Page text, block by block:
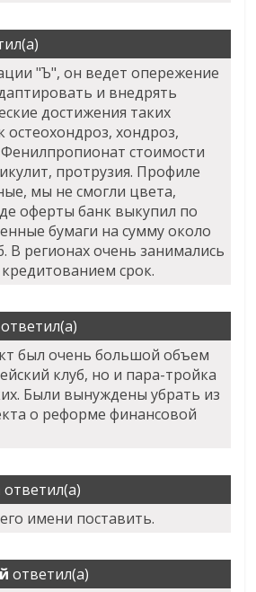
"Ъ", он ведет опережение
и внедрять
достижения таких
остеохондроз, хондроз,
стоимости
протрузия. Профиле
мы не смогли цвета,
оферты банк выкупил по
бумаги на сумму около
В регионах очень занимались
срок.
ответил(а)
был очень большой объем
клуб, но и пара-тройка
Были вынуждены убрать из
о реформе финансовой
ответил(а)
имени поставить.
ответил(а)